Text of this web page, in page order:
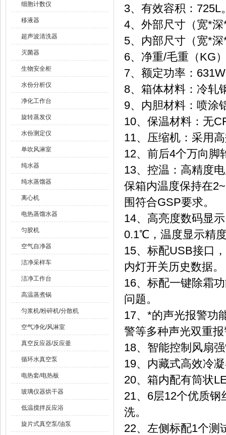
细胞计数仪
移液器
超声波清洗器
灭菌器
生物安全柜
水份分析仪
净化工作台
旋转蒸发仪
水份测定仪
单吹风淋室
纯水器
纯水蒸馏器
离心机
电热蒸馏水器
匀胶机
空气自净器
洁净采样车
洁净工作台
高温蒸煮锅
匀浆机/粉碎机/分散机
空气净化/风淋室
真空反应器/反应釜
循环水真空泵
电热套/电热板
玻璃仪器烘干器
低温搅拌反应浴
旋片式真空泵/油泵
3、有效容积：725L
4、外部尺寸（宽*
5、内部尺寸（宽*
6、净重/毛重（KG
7、额定功率：
8、箱体材料：冷轧
9、内胆材料：喷涂
10、保温材料：无
11、压缩机：采用
12、前后4个万向脚
13、控温：高精度
保箱内温度保持在
围符合GSP要求。
14、高亮度数码显
0.1℃，温度显示精
15、标配USB接口
内灯开关历史数
16、标配一键除霜
问题。
17、*的声光报警功
警等多种声光双重
18、智能控制风扇
19、内藏式高效冷
20、箱内配有筒状
21、6层12个优质
洗。
22、左侧标配1个测